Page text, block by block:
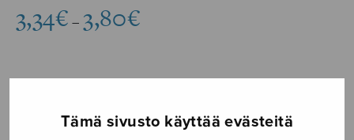
Tämä sivusto käyttää evästeitä
3,34€ – 3,80€